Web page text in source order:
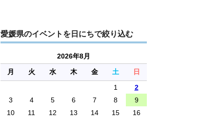
愛媛県のイベントを日にちで絞り込む
2026年8月
月
火 水 木 金 土
日
1
2
3
4 5 6 7 8
9
10
11 12 13 14 15 16